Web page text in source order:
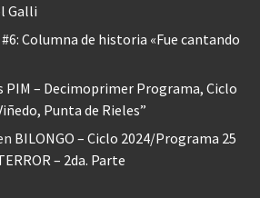
Galli
Columna de historia «Fue cantando
– Decimoprimer Programa, Ciclo
Punta de Rieles”
BILONGO – Ciclo 2024/Programa 25
– 2da. Parte